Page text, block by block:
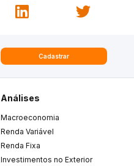
Cadastrar
Análises
Macroeconomia
Renda Variável
Renda Fixa
Investimentos no Exterior